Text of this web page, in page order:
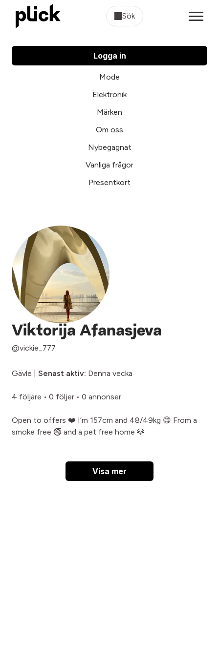
Sök
Logga in
Mode
Elektronik
Märken
Om oss
Nybegagnat
Vanliga frågor
Presentkort
Viktorija Afanasjeva
@vickie_777
Gävle | Senast aktiv: Denna vecka
4 följare • 0 följer • 0 annonser
Open to offers ❤️ I’m 157cm and 48/49kg 😋 From a
smoke free 🚭 and a pet free home 🐶
Visa mer